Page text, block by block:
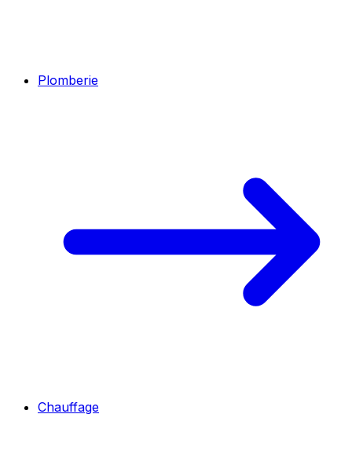
Plomberie
Chauffage